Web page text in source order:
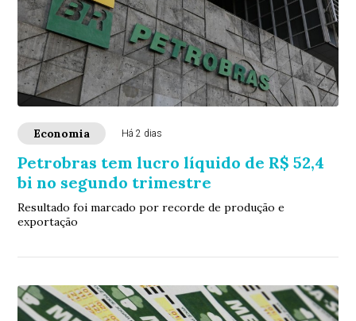
Economia Há 2 dias
Petrobras tem lucro líquido de R$ 52,4
bi no segundo trimestre
Resultado foi marcado por recorde de produção e
exportação